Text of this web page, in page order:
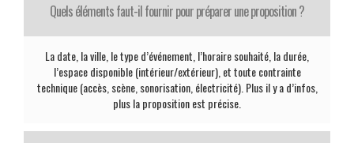
Quels éléments faut-il fournir pour préparer une proposition ?
La date, la ville, le type d’événement, l’horaire souhaité, la durée,
l’espace disponible (intérieur/extérieur), et toute contrainte
technique (accès, scène, sonorisation, électricité). Plus il y a d’infos,
plus la proposition est précise.